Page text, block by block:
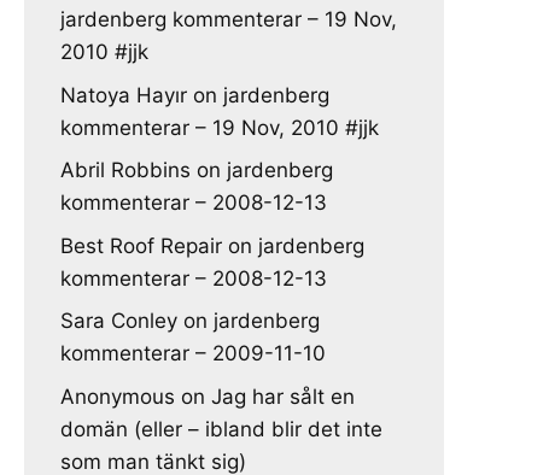
jardenberg kommenterar – 19 Nov,
2010 #jjk
Natoya Hayır on jardenberg
kommenterar – 19 Nov, 2010 #jjk
Abril Robbins on jardenberg
kommenterar – 2008-12-13
Best Roof Repair on jardenberg
kommenterar – 2008-12-13
Sara Conley on jardenberg
kommenterar – 2009-11-10
Anonymous on Jag har sålt en
domän (eller – ibland blir det inte
som man tänkt sig)